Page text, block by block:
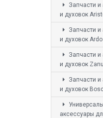
Запчасти и
и духовок
Запчасти и
и духовок Ardo
Запчасти и
и духовок
Запчасти и
и духовок
аксессуары